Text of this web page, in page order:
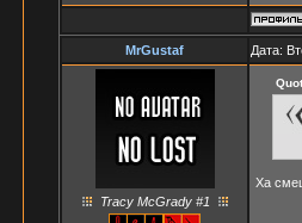
MrGustaf Дата:
Tracy McGrady #1
Ха